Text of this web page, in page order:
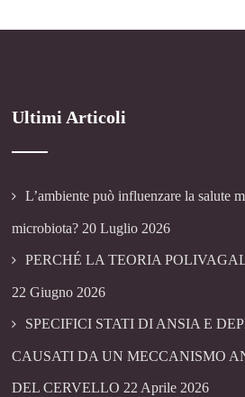
Ultimi Articoli
L’ambiente può influenzare la salute
microbiota? 20 Luglio 2026
PERCHÉ LA TEORIA
22 Giugno 2026
SPECIFICI STATI DI ANSIA E
CAUSATI DA UN MECCANISMO
DEL CERVELLO 22 Aprile 2026